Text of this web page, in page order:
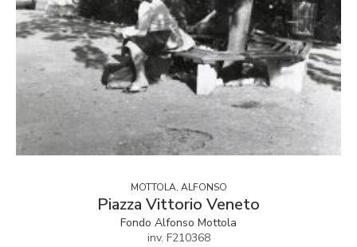
MOTTOLA, ALFONSO
Piazza Vittorio Veneto
Fondo Alfonso Mottola
inv. F210368